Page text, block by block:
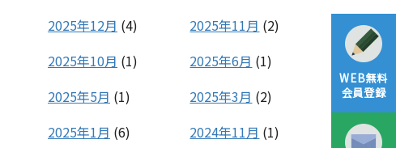
WEB無料
会員登録
2025年12月 (4) 2025年11月 (2)
2025年10月 (1) 2025年6月 (1)
2025年5月 (1) 2025年3月 (2)
2025年1月 (6) 2024年11月 (1)